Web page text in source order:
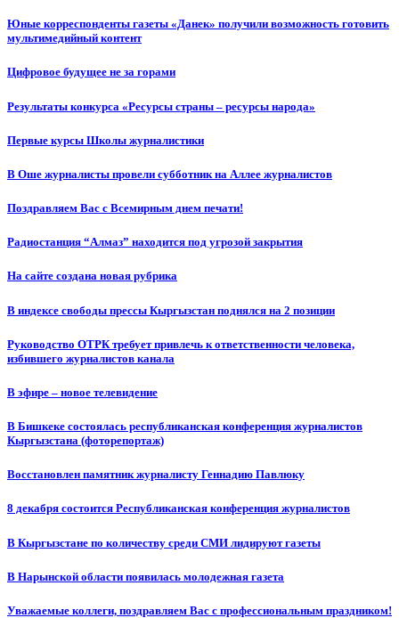
Юные корреспонденты газеты «Данек» получили возможность готовить
мультимедийный контент
Цифровое будущее не за горами
Результаты конкурса «Ресурсы страны – ресурсы народа»
Первые курсы Школы журналистики
В Оше журналисты провели субботник на Аллее журналистов
Поздравляем Вас с Всемирным днем печати!
Радиостанция “Алмаз” находится под угрозой закрытия
На сайте создана новая рубрика
В индексе свободы прессы Кыргызстан поднялся на 2 позиции
Руководство ОТРК требует привлечь к ответственности человека,
избившего журналистов канала
В эфире – новое телевидение
В Бишкеке состоялась республиканская конференция журналистов
Кыргызстана (фоторепортаж)
Восстановлен памятник журналисту Геннадию Павлюку
8 декабря состоится Республиканская конференция журналистов
В Кыргызстане по количеству среди СМИ лидируют газеты
В Нарынской области появилась молодежная газета
Уважаемые коллеги, поздравляем Вас с профессиональным праздником!